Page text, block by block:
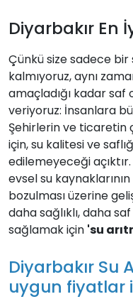
Diyarbakır En
Çünkü size sadece bir
kalmıyoruz, aynı
amaçladığı kadar
veriyoruz: İnsanlara
Şehirlerin ve ticaretin
için, su kalitesi ve
edilemeyeceği açıktır.
evsel su
bozulması üzerine
daha sağlıklı, daha
sağlamak için 'su
Diyarbakır Su
uygun fiyatlar